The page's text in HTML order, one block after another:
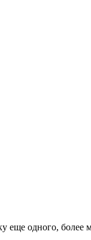
еще одного, более